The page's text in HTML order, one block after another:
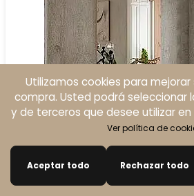
A LISTA DE
Buscar
Utilizamos cookies para
compra. Usted podrá seleccionar
y de terceros que desee utilizar
Ver política de
Aceptar todo Rechazar todo